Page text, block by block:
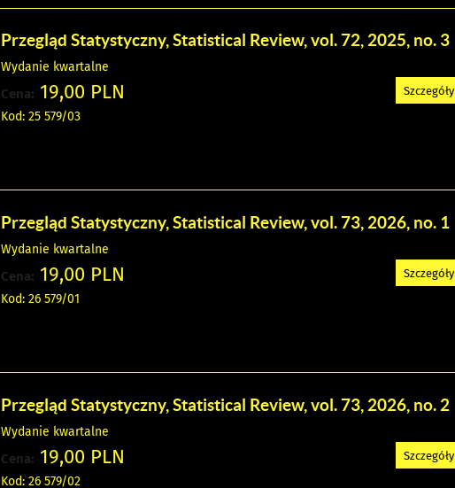
Przegląd Statystyczny, Statistical Review, vol. 72, 2025, no. 3
Wydanie kwartalne
Cena: 19,00 PLN Szczegóły
Kod: 25 579/03
Przegląd Statystyczny, Statistical Review, vol. 73, 2026, no. 1
Wydanie kwartalne
Cena: 19,00 PLN Szczegóły
Kod: 26 579/01
Przegląd Statystyczny, Statistical Review, vol. 73, 2026, no. 2
Wydanie kwartalne
Cena: 19,00 PLN Szczegóły
Kod: 26 579/02